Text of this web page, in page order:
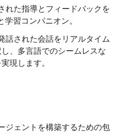
れた指導とフィードバックを
習コンパニオン。
話された会話をリアルタイム
、多言語でのシームレスな
現します。
ジェントを構築するための包